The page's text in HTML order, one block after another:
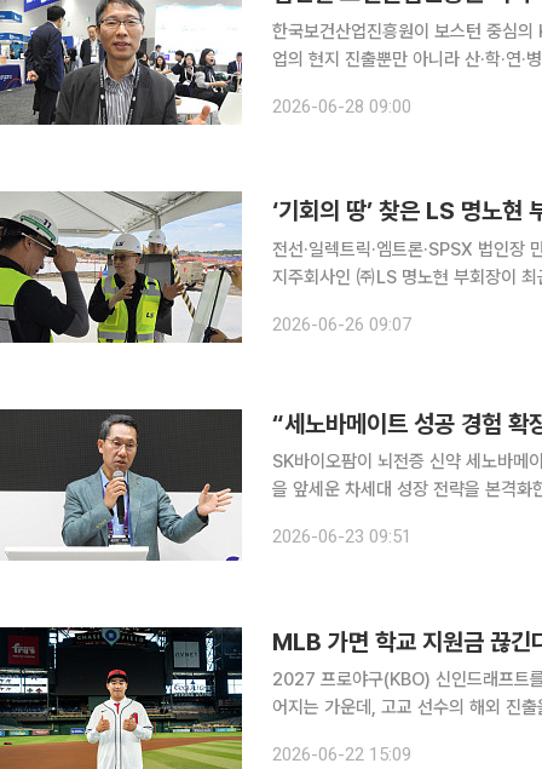
한국보건산업진흥원이 보스턴 중심
업의 현지 진출뿐만 아니라 산·학·연
(현지시간) 미국 샌디에이고에서 열
2026-06-28 09:00
‘기회의 땅’ 찾은 LS 명노현
전선·일렉트릭·엠트론·SPSX 법인장 만
지주회사인 ㈜LS 명노현 부회장이
D.C.에서 열린 ‘한미 전략산업 및 안
2026-06-26 09:07
SK바이오팜이 뇌전증 신약 세노바메
을 앞세운 차세대 성장 전략을 본격화
2026-06-23 09:51
MLB 가면 학교 지원금 끊긴
2027 프로야구(KBO) 신인드래프트
어지는 가운데, 고교 선수의 해외 진출을 둘
2026-06-22 15:09